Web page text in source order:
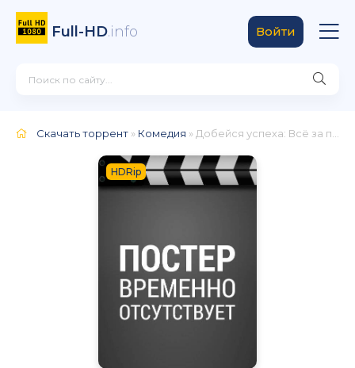
Full-HD.info Войти
Скачать торрент » Комедия » Добейся успеха: Всё за победу
HDRip